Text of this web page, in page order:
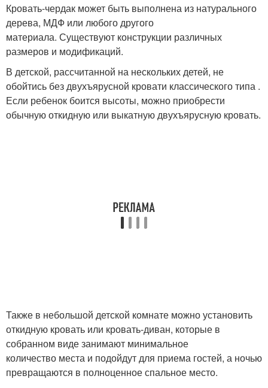
Кровать-чердак может быть выполнена из натурального
дерева, МДФ или любого другого
материала. Существуют конструкции различных
размеров и модификаций.
В детской, рассчитанной на нескольких детей, не
обойтись без двухъярусной кровати классического типа .
Если ребенок боится высоты, можно приобрести
обычную откидную или выкатную двухъярусную кровать.
Также в небольшой детской комнате можно установить
откидную кровать или кровать-диван, которые в
собранном виде занимают минимальное
количество места и подойдут для приема гостей, а ночью
превращаются в полноценное спальное место.